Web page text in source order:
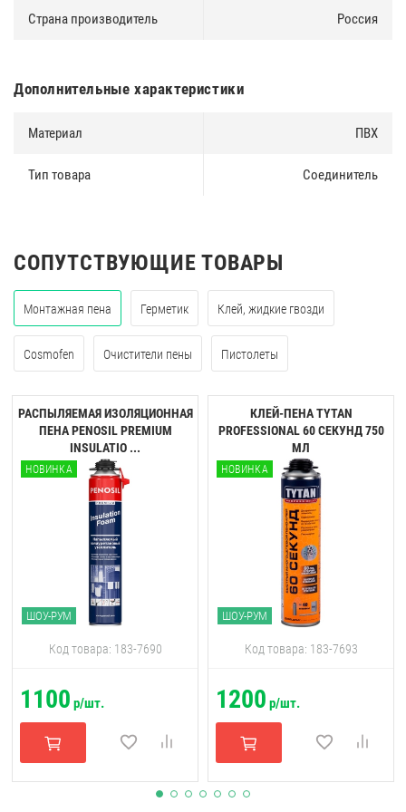
Страна производитель Россия
Дополнительные характеристики
Материал ПВХ
Тип товара Соединитель
СОПУТСТВУЮЩИЕ ТОВАРЫ
Монтажная пена Герметик Клей, жидкие гвозди
Cosmofen Очистители пены Пистолеты
РАСПЫЛЯЕМАЯ ИЗОЛЯЦИОННАЯ
ПЕНА PENOSIL PREMIUM
INSULATIO ...
НОВИНКА
ШОУ-РУМ
Код товара: 183-7690
1100 р/шт.
КЛЕЙ-ПЕНА TYTAN
PROFESSIONAL 60 CЕКУНД 750
МЛ
НОВИНКА
ШОУ-РУМ
Код товара: 183-7693
1200 р/шт.